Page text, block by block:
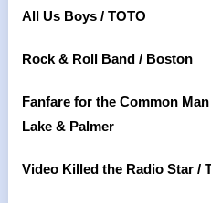
All Us Boys / TOTO
Rock & Roll Band / Boston
Fanfare for the Common
Lake & Palmer
Video Killed the Radio Star /